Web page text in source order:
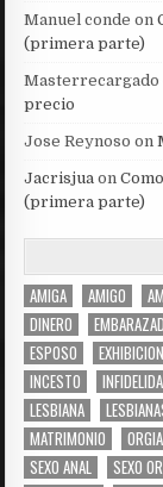
Manuel conde on
(primera parte)
Masterrecargado
precio
Jose Reynoso on
Jacrisjua on
(primera parte)
AMIGA AMIGO
DINERO
ESPOSO
INCESTO
LESBIANA
MATRIMONIO
ORGIA
SEXO ANAL
SEXO